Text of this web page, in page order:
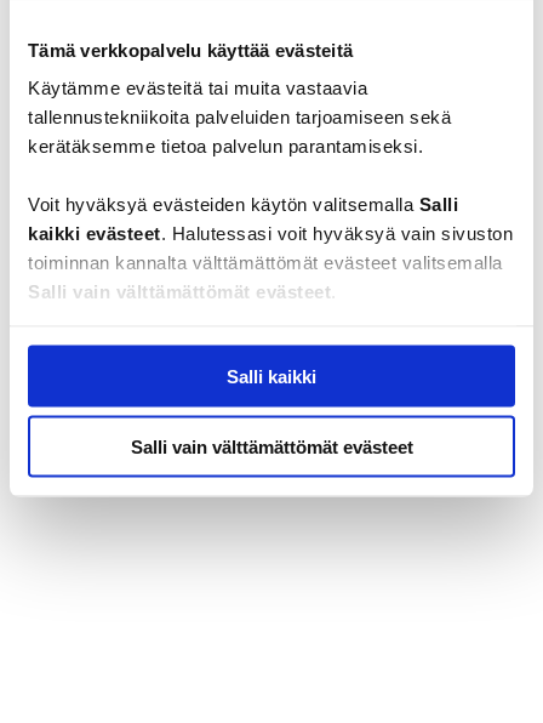
Tämä verkkopalvelu käyttää evästeitä
Käytämme evästeitä tai muita vastaavia
tallennustekniikoita palveluiden tarjoamiseen sekä
kerätäksemme tietoa palvelun parantamiseksi.
Voit hyväksyä evästeiden käytön valitsemalla Salli
kaikki evästeet. Halutessasi voit hyväksyä vain sivuston
toiminnan kannalta välttämättömät evästeet valitsemalla
Salli vain välttämättömät evästeet.
Voit lukea lisää käyttämistämme evästeistä valitsemalla
Salli kaikki
Salli vain välttämättömät evästeet